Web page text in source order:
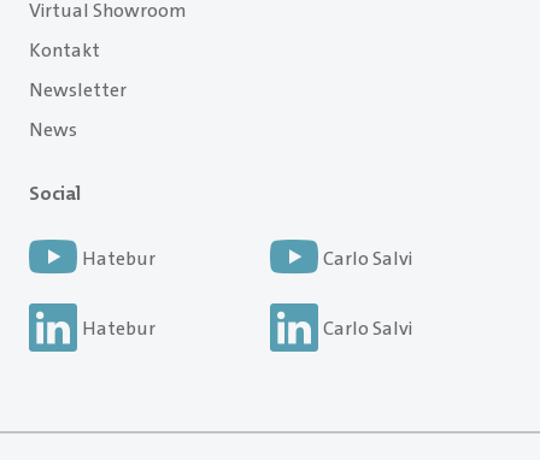
Virtual Showroom
Kontakt
Newsletter
News
Social
Hatebur Carlo Salvi
Hatebur Carlo Salvi